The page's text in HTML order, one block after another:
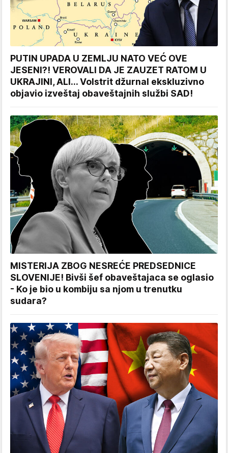
PUTIN UPADA U ZEMLJU NATO VEĆ OVE
JESENI?! VEROVALI DA JE ZAUZET RATOM U
UKRAJINI, ALI... Volstrit džurnal ekskluzivno
objavio izveštaj obaveštajnih službi SAD!
MISTERIJA ZBOG NESREĆE PREDSEDNICE
SLOVENIJE! Bivši šef obaveštajaca se oglasio
- Ko je bio u kombiju sa njom u trenutku
sudara?